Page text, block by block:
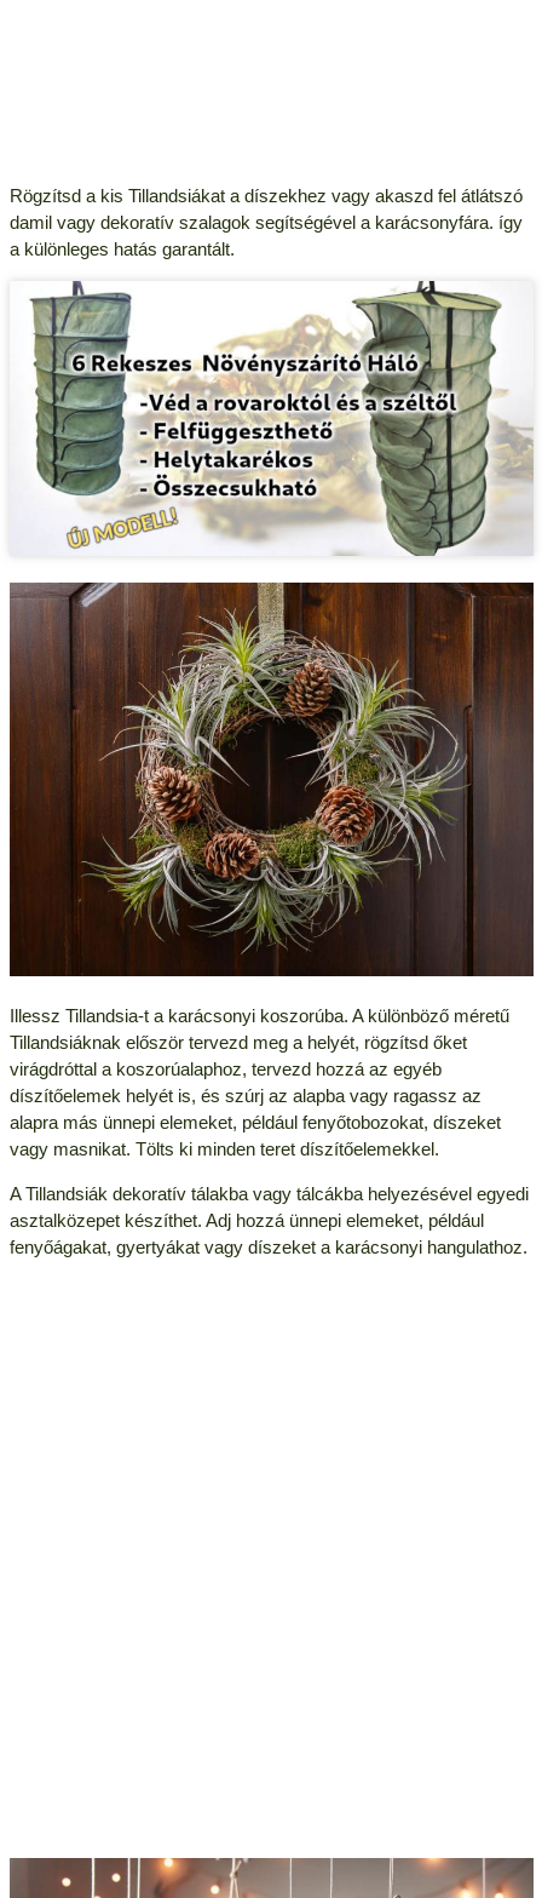
Rögzítsd a kis Tillandsiákat a díszekhez vagy akaszd fel átlátszó
damil vagy dekoratív szalagok segítségével a karácsonyfára. így
a különleges hatás garantált.
Illessz Tillandsia-t a karácsonyi koszorúba. A különböző méretű
Tillandsiáknak először tervezd meg a helyét, rögzítsd őket
virágdróttal a koszorúalaphoz, tervezd hozzá az egyéb
díszítőelemek helyét is, és szúrj az alapba vagy ragassz az
alapra más ünnepi elemeket, például fenyőtobozokat, díszeket
vagy masnikat. Tölts ki minden teret díszítőelemekkel.
A Tillandsiák dekoratív tálakba vagy tálcákba helyezésével egyedi
asztalközepet készíthet. Adj hozzá ünnepi elemeket, például
fenyőágakat, gyertyákat vagy díszeket a karácsonyi hangulathoz.